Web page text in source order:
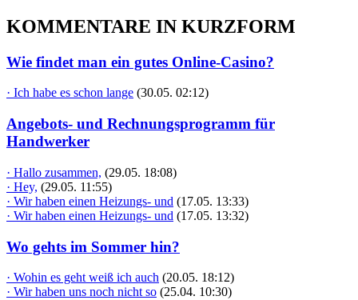
KOMMENTARE IN KURZFORM
Wie findet man ein gutes Online-Casino?
· Ich habe es schon lange (30.05. 02:12)
Angebots- und Rechnungsprogramm für
Handwerker
· Hallo zusammen, (29.05. 18:08)
· Hey, (29.05. 11:55)
· Wir haben einen Heizungs- und (17.05. 13:33)
· Wir haben einen Heizungs- und (17.05. 13:32)
Wo gehts im Sommer hin?
· Wohin es geht weiß ich auch (20.05. 18:12)
· Wir haben uns noch nicht so (25.04. 10:30)